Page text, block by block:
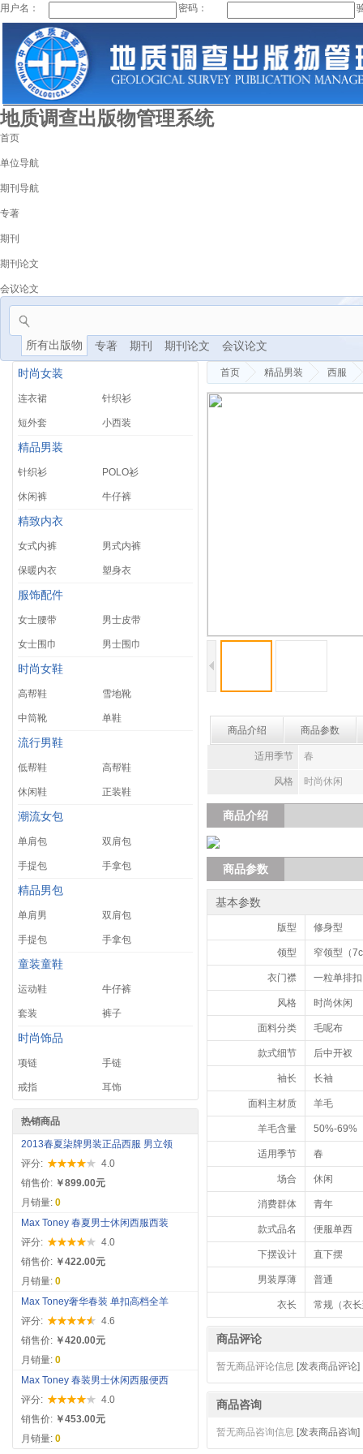
用户名： 密码：
地质调查出版物管理系统
首页
单位导航
期刊导航
专著
期刊
期刊论文
会议论文
所有出版物 专著 期刊 期刊论文 会议论文
时尚女装
连衣裙 针织衫
短外套 小西装
精品男装
针织衫 POLO衫
休闲裤 牛仔裤
精致内衣
女式内裤 男式内裤
保暖内衣 塑身衣
服饰配件
女士腰带 男士皮带
女士围巾 男士围巾
时尚女鞋
高帮鞋 雪地靴
中筒靴 单鞋
流行男鞋
低帮鞋 高帮鞋
休闲鞋 正装鞋
潮流女包
单肩包 双肩包
手提包 手拿包
精品男包
单肩男 双肩包
手提包 手拿包
童装童鞋
运动鞋 牛仔裤
套装 裤子
时尚饰品
项链 手链
戒指 耳饰
热销商品
2013春夏柒牌男装正品西服 男立领
评分:
4.0
销售价: ￥899.00元
月销量: 0
Max Toney 春夏男士休闲西服西装
评分:
4.0
销售价: ￥422.00元
月销量: 0
Max Toney奢华春装 单扣高档全羊
评分:
4.6
销售价: ￥420.00元
月销量: 0
Max Toney 春装男士休闲西服便西
评分:
4.0
销售价: ￥453.00元
月销量: 0
首页 精品男装 西服
商品介绍 商品参数
适用季节 春
风格 时尚休闲
商品介绍
商品参数
基本参数
版型 修身型
领型 窄领型（
衣门襟 一粒单排扣
风格 时尚休闲
面料分类 毛呢布
款式细节 后中开衩
袖长 长袖
面料主材质 羊毛
羊毛含量 50%-69%
适用季节 春
场合 休闲
消费群体 青年
款式品名 便服单西
下摆设计 直下摆
男装厚薄 普通
衣长 常规（衣
商品评论
暂无商品评论信息 [发表商品评论]
商品咨询
暂无商品咨询信息 [发表商品咨询]